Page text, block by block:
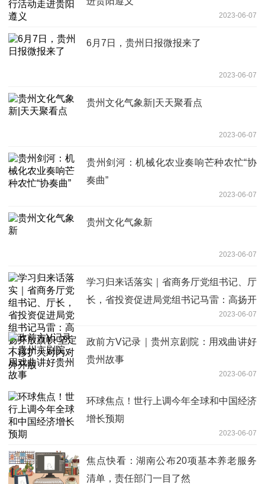
2023-06-07
6月7日，贵州日报微报来了
2023-06-07
贵州文化气象新|天天聚看点
2023-06-07
贵州剑河：机械化农业奏响芒种农忙“协
奏曲”
2023-06-07
贵州文化气象新
2023-06-07
学习归来话落实｜省商务厅党组书记、厅
长，省投资促进局党组书记马雷：高扬开
放旗帜 坚定不移扩大对内对外开放2023-06-07
政前方V记录｜贵州京剧院：用戏曲讲好
贵州故事
2023-06-07
环球焦点！世行上调今年全球和中国经济
增长预期
2023-06-07
焦点快看：湖南公布20项基本养老服务
清单，责任部门一目了然